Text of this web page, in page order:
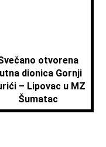
otvorena
dionica Gornji
– Lipovac u MZ
Šumatac